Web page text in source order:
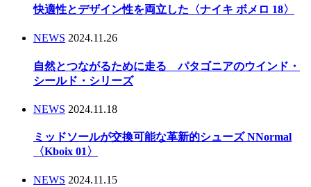
快適性とデザイン性を両立した〈ナイキ ボメロ 18〉
NEWS 2024.11.26
自然とつながるために走る パタゴニアのウインド・
シールド・シリーズ
NEWS 2024.11.18
ミッドソールが交換可能な革新的シューズ NNormal
〈Kboix 01〉
NEWS 2024.11.15